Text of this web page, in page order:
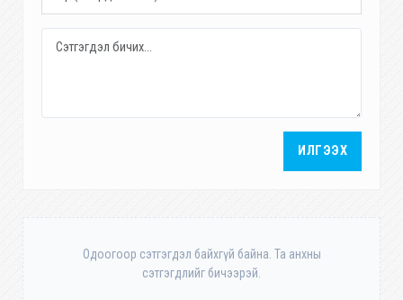
ИЛГЭЭХ
Одоогоор сэтгэгдэл байхгүй байна. Та анхны
сэтгэгдлийг бичээрэй.